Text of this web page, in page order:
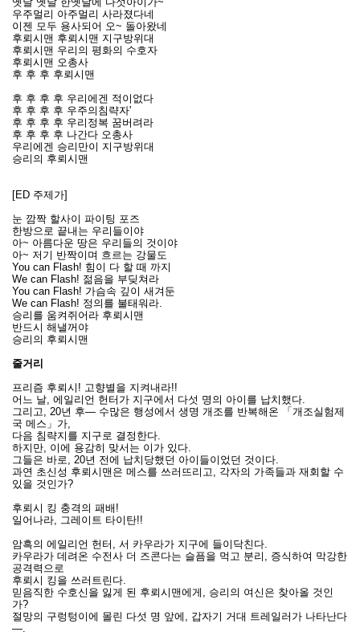
우주멀리 아주멀리 사라졌다네
이젠 모두 용사되어 오~ 돌아왔네
후뢰시맨 후뢰시맨 지구방위대
후뢰시맨 우리의 평화의 수호자
후뢰시맨 오총사
후 후 후 후뢰시맨
후 후 후 후 우리에겐 적이없다
후 후 후 후 우주의침략자'
후 후 후 후 우리정복 꿈버려라
후 후 후 후 나간다 오총사
우리에겐 승리만이 지구방위대
승리의 후뢰시맨
[ED 주제가]
눈 깜짝 할사이 파이팅 포즈
한방으로 끝내는 우리들이야
아~ 아름다운 땅은 우리들의 것이야
아~ 저기 반짝이며 흐르는 강물도
You can Flash! 힘이 다 할 때 까지
We can Flash! 젊음을 부딪쳐라
You can Flash! 가슴속 깊이 새겨둔
We can Flash! 정의를 불태워라.
승리를 움켜쥐어라 후뢰시맨
반드시 해낼꺼야
승리의 후뢰시맨
줄거리
프리즘 후뢰시! 고향별을 지켜내라!!
어느 날, 에일리언 헌터가 지구에서 다섯 명의 아이를 납치했다.
그리고, 20년 후― 수많은 행성에서 생명 개조를 반복해온 「개조실험제
국 메스」가,
다음 침략지를 지구로 결정한다.
하지만, 이에 용감히 맞서는 이가 있다.
그들은 바로, 20년 전에 납치당했던 아이들이었던 것이다.
과연 초신성 후뢰시맨은 메스를 쓰러뜨리고, 각자의 가족들과 재회할 수
있을 것인가?
후뢰시 킹 충격의 패배!
일어나라, 그레이트 타이탄!!
암흑의 에일리언 헌터, 서 카우라가 지구에 들이닥친다.
카우라가 데려온 수전사 더 즈콘다는 슬픔을 먹고 분리, 증식하여 막강한
공격력으로
후뢰시 킹을 쓰러트린다.
믿음직한 수호신을 잃게 된 후뢰시맨에게, 승리의 여신은 찾아올 것인
가?
절망의 구렁텅이에 몰린 다섯 명 앞에, 갑자기 거대 트레일러가 나타난다
―.